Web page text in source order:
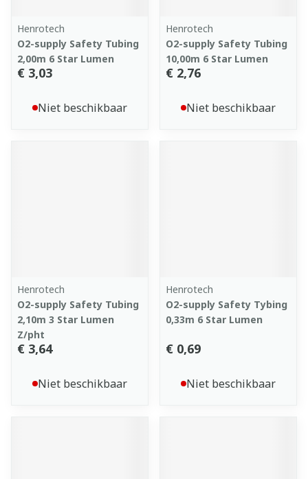
Henrotech
O2-supply Safety Tubing
2,00m 6 Star Lumen
€ 3,03
Niet beschikbaar
Henrotech
O2-supply Safety Tubing
10,00m 6 Star Lumen
€ 2,76
Niet beschikbaar
Henrotech
O2-supply Safety Tubing
2,10m 3 Star Lumen
Z/pht
€ 3,64
Niet beschikbaar
Henrotech
O2-supply Safety Tybing
0,33m 6 Star Lumen
€ 0,69
Niet beschikbaar